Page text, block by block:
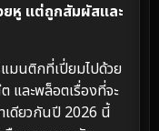
ยหู แต่ถูกสัมผัสและ
มนติกที่เปี่ยมไปด้วย
และพล็อตเรื่องที่จะ
เดียวกันปี 2026 นี้